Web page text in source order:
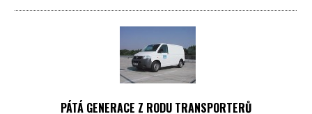
PÁTÁ GENERACE Z RODU TRANSPORTERŮ